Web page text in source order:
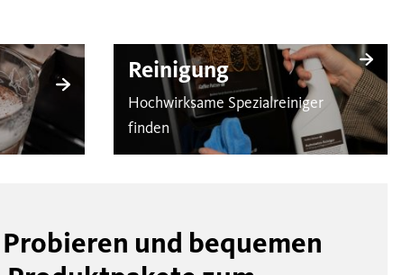
Reinigung
Hochwirksame Spezialreiniger
finden
und bequemen